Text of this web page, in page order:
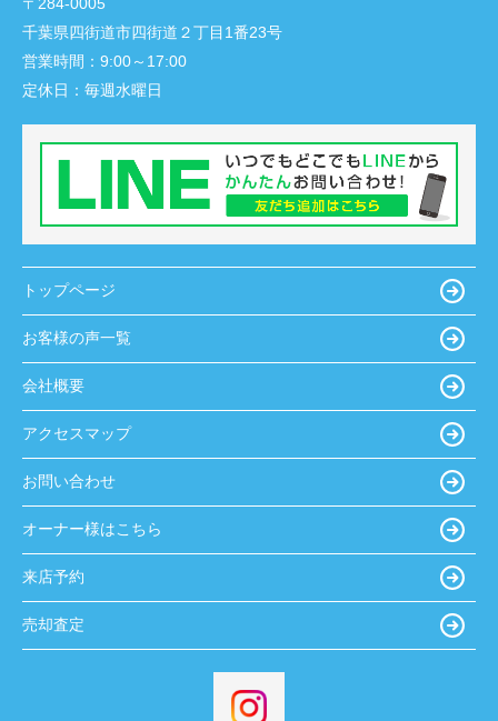
〒284-0005
千葉県四街道市四街道２丁目1番23号
営業時間： 9:00～17:00
定休日： 毎週水曜日
トップページ
お客様の声一覧
会社概要
アクセスマップ
お問い合わせ
オーナー様はこちら
来店予約
売却査定